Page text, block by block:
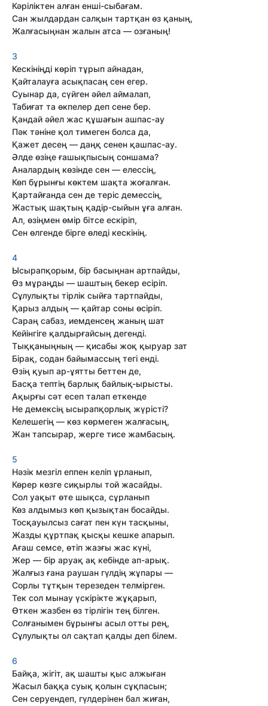
Кәріліктен алған енші-сыбағам.
Сан жылдардан салқын тартқан өз қаның,
Жалғасыңнан жалын атса — озғаның!
3
Кескініңді көріп тұрып айнадан,
Қайталауға асықпасаң сен егер.
Суынар да, сүйген әйел аймалап,
Табиғат та өкпелер деп сене бер.
Қандай әйел жас құшағын ашпас-ау
Пәк тәніне қол тимеген болса да,
Қажет десең — даңқ сенен қашпас-ау.
Әлде өзіңе ғашықпысың соншама?
Аналардың көзінде сен — елессің,
Көп бұрынғы көктем шақта жоғалған.
Қартайғанда сен де теріс демессің,
Жастық шақтың қадір-сыйын ұға алған.
Ал, өзіңмен өмір бітсе ескіріп,
Сен өлгенде бірге өледі кескінің.
4
Ысырапқорым, бір басыңнан артпайды,
Өз мұраңды — шаштың бекер есіріп.
Сұлулықты тірлік сыйға тартпайды,
Қарыз алдың — қайтар соны өсіріп.
Сараң сабаз, иемденсең жаның шат
Кейінгіге қалдырғайсың дегенді.
Тыққаныңның — қисабы жоқ қыруар зат
Бірақ, содан байымассың тегі енді.
Өзің қуып ар-ұятты беттен де,
Басқа тептің барлық байлық-ырысты.
Ақырғы сәт есеп талап еткенде
Не демексің ысырапқорлық жүрісті?
Келешегің — көз көрмеген жалғасың,
Жан тапсырар, жерге тисе жамбасың.
5
Нәзік мезгіл еппен келіп ұрланып,
Көрер көзге сиқырлы той жасайды.
Сол уақыт өте шықса, сұрланып
Көз алдымыз көп қызықтан босайды.
Тосқауылсыз сағат пен күн тасқыны,
Жазды құртпақ қысқы кешке апарып.
Ағаш семсе, өтіп жазғы жас күні,
Жер — бір аруақ ақ кебінде ап-арық.
Жалғыз ғана раушан гүлдің жұпары —
Сорлы тұтқын терезеден телмірген.
Тек сол мынау үскірікте жұқарып,
Өткен жазбен өз тірлігін тең білген.
Солғанымен бұрынғы асыл отты рең,
Сұлулықты ол сақтап қалды деп білем.
6
Байқа, жігіт, ақ шашты қыс алжыған
Жасыл баққа суық қолын сұқпасын;
Сен серуендеп, гүлдерінен бал жиған,